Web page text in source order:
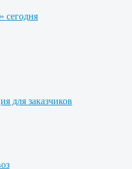
сегодня
для заказчиков